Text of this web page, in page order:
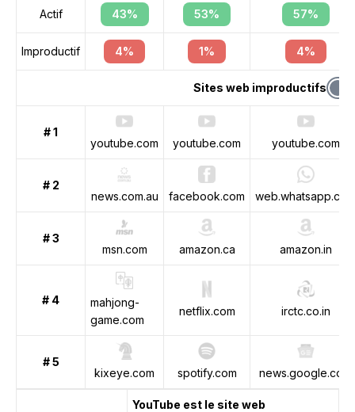
Actif 43% 53% 57%
Improductif 4% 1% 4%
Sites web improductifs
# 1
youtube.com
youtube.com youtube.com
# 2
news.com.au
facebook.com web.whatsapp.com
# 3
msn.com
amazon.ca amazon.in
# 4
mahjong-
game.com
netflix.com irctc.co.in
# 5
kixeye.com
spotify.com news.google.com
YouTube est le site web